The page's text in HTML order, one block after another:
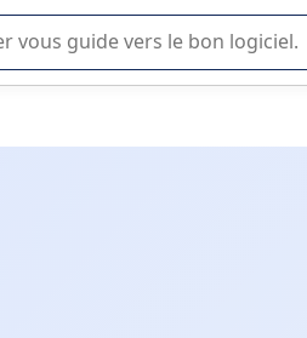
ou la sélection de logiciel